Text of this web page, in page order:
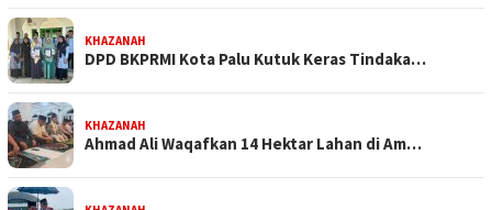
KHAZANAH
DPD BKPRMI Kota Palu Kutuk Keras Tindaka…
KHAZANAH
Ahmad Ali Waqafkan 14 Hektar Lahan di Am…